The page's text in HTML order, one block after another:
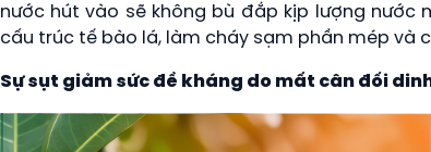
nước hút vào sẽ không bù đắp kịp lượng nước
cấu trúc tế bào lá, làm cháy sạm phần mép và
Sự sụt giảm sức đề kháng do mất cân đối